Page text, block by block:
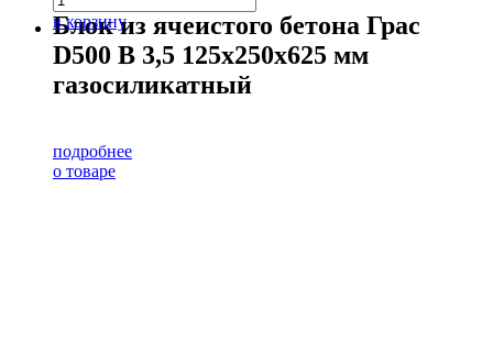
в корзину
Блок из ячеистого бетона Грас
D500 В 3,5 125х250х625 мм
газосиликатный
подробнее
о товаре